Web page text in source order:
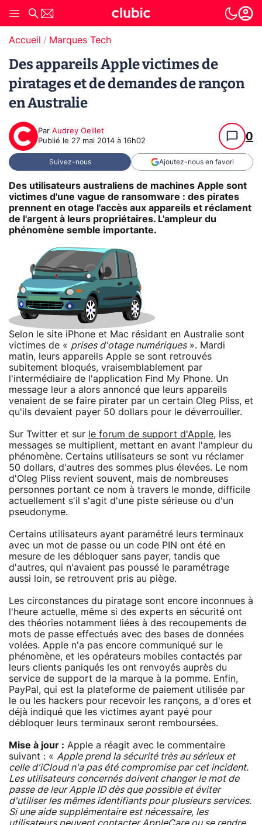
Accueil Marques Tech
Des appareils Apple victimes de
piratages et de demandes de rançon
en Australie
Par Audrey Oeillet
Publié le 27 mai 2014 à 16h02 0
Suivez-nous Ajoutez-nous en favori
Des utilisateurs australiens de machines Apple sont
victimes d'une vague de ransomware : des pirates
prennent en otage l'accès aux appareils et réclament
de l'argent à leurs propriétaires. L'ampleur du
phénomène semble importante.
Selon le site iPhone et Mac résidant en Australie sont
victimes de « prises d'otage numériques». Mardi
matin, leurs appareils Apple se sont retrouvés
subitement bloqués, vraisemblablement par
l'intermédiaire de l'application Find My Phone. Un
message leur a alors annoncé que leurs appareils
venaient de se faire pirater par un certain Oleg Pliss, et
qu'ils devaient payer 50 dollars pour le déverrouiller.
Sur Twitter et sur le forum de support d'Apple, les
messages se multiplient, mettant en avant l'ampleur du
phénomène. Certains utilisateurs se sont vu réclamer
50 dollars, d'autres des sommes plus élevées. Le nom
d'Oleg Pliss revient souvent, mais de nombreuses
personnes portant ce nom à travers le monde, difficile
actuellement s'il s'agit d'une piste sérieuse ou d'un
pseudonyme.
Certains utilisateurs ayant paramétré leurs terminaux
avec un mot de passe ou un code PIN ont été en
mesure de les débloquer sans payer, tandis que
d'autres, qui n'avaient pas poussé le paramétrage
aussi loin, se retrouvent pris au piège.
Les circonstances du piratage sont encore inconnues à
l'heure actuelle, même si des experts en sécurité ont
des théories notamment liées à des recoupements de
mots de passe effectués avec des bases de données
volées. Apple n'a pas encore communiqué sur le
phénomène, et les opérateurs mobiles contactés par
leurs clients paniqués les ont renvoyés auprès du
service de support de la marque à la pomme. Enfin,
PayPal, qui est la plateforme de paiement utilisée par
le ou les hackers pour recevoir les rançons, a d'ores et
déjà indiqué que les victimes ayant payé pour
débloquer leurs terminaux seront remboursées.
Mise à jour : Apple a réagit avec le commentaire
suivant : « Apple prend la sécurité très au sérieux et
celle d'iCloud n'a pas été compromise par cet incident.
Les utilisateurs concernés doivent changer le mot de
passe de leur Apple ID dès que possible et éviter
d'utiliser les mêmes identifiants pour plusieurs services.
Si une aide supplémentaire est nécessaire, les
utilisateurs peuvent contacter AppleCare ou se rendre